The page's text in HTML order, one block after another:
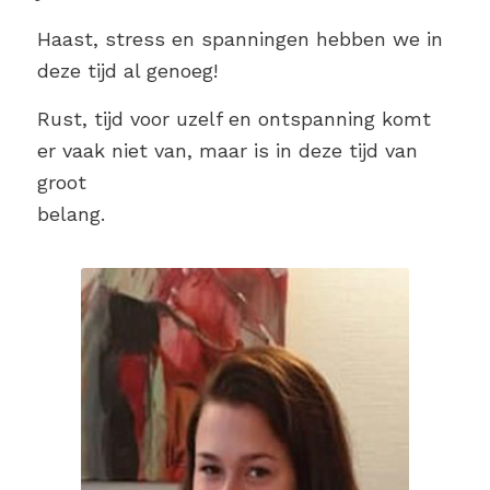
Haast, stress en spanningen hebben we in
deze tijd al genoeg!
Rust, tijd voor uzelf en ontspanning komt
er vaak niet van, maar is in deze tijd van
groot
belang.